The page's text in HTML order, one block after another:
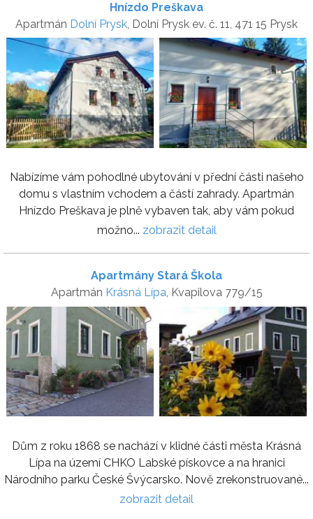
Hnízdo Preškava
Apartmán Dolní Prysk, Dolní Prysk ev. č. 11, 471 15 Prysk
Nabízíme vám pohodlné ubytování v přední části našeho
domu s vlastním vchodem a částí zahrady. Apartmán
Hnízdo Preškava je plně vybaven tak, aby vám pokud
možno... zobrazit detail
Apartmány Stará Škola
Apartmán Krásná Lípa, Kvapilova 779/15
Dům z roku 1868 se nachází v klidné části města Krásná
Lípa na území CHKO Labské pískovce a na hranici
Národního parku České Švýcarsko. Nově zrekonstruované...
zobrazit detail